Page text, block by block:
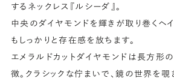
するネックレス『ルシーダ』。
中央のダイヤモンドを輝きが取り巻くヘ
もしっかりと存在感を放ちます。
エメラルドカットダイヤモンドは長方形
徴。クラシックな佇まいで、鏡の世界を